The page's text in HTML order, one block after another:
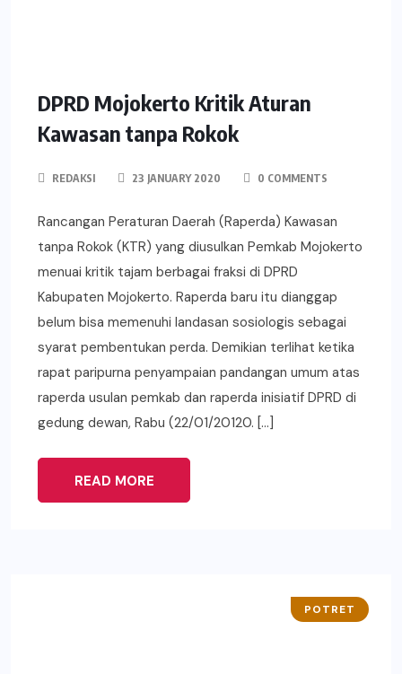
DPRD Mojokerto Kritik Aturan
Kawasan tanpa Rokok
REDAKSI 23 JANUARY 2020 0 COMMENTS
Rancangan Peraturan Daerah (Raperda) Kawasan
tanpa Rokok (KTR) yang diusulkan Pemkab Mojokerto
menuai kritik tajam berbagai fraksi di DPRD
Kabupaten Mojokerto. Raperda baru itu dianggap
belum bisa memenuhi landasan sosiologis sebagai
syarat pembentukan perda. Demikian terlihat ketika
rapat paripurna penyampaian pandangan umum atas
raperda usulan pemkab dan raperda inisiatif DPRD di
gedung dewan, Rabu (22/01/20120. […]
READ MORE
POTRET